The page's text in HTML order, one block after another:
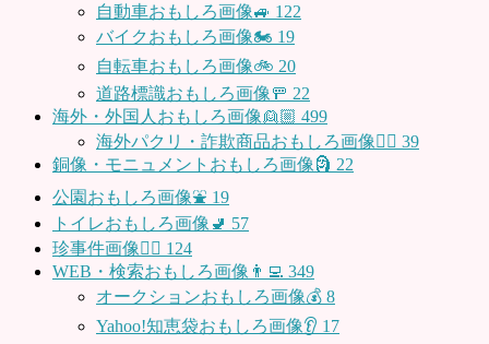
自動車おもしろ画像🚙 122
バイクおもしろ画像🏍 19
自転車おもしろ画像🚲 20
道路標識おもしろ画像🚥 22
海外・外国人おもしろ画像👱🏼 499
海外パクリ・詐欺商品おもしろ画像🙅‍♀️ 39
銅像・モニュメントおもしろ画像🗿 22
公園おもしろ画像⛲️ 19
トイレおもしろ画像🚽 57
珍事件画像👮‍♂️ 124
WEB・検索おもしろ画像👨‍💻 349
オークションおもしろ画像💰 8
Yahoo!知恵袋おもしろ画像👂 17